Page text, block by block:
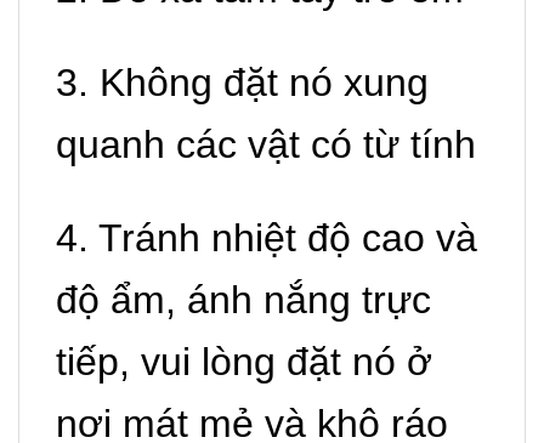
3. Không đặt nó xung
quanh các vật có từ tính
4. Tránh nhiệt độ cao và
độ ẩm, ánh nắng trực
tiếp, vui lòng đặt nó ở
nơi mát mẻ và khô ráo